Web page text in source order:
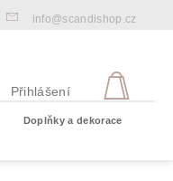
info@scandishop.cz
Přihlášení
Doplňky a dekorace